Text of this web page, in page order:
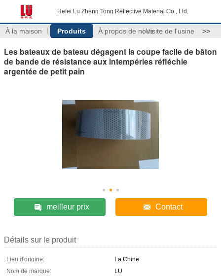
Hefei Lu Zheng Tong Reflective Material Co., Ltd.
À la maison Produits À propos de nousVisite de l'usine >>
Les bateaux de bateau dégagent la coupe facile de bâton
de bande de résistance aux intempéries réfléchie
argentée de petit pain
meilleur prix Contact
Détails sur le produit
Lieu d'origine:
La Chine
Nom de marque:
LU